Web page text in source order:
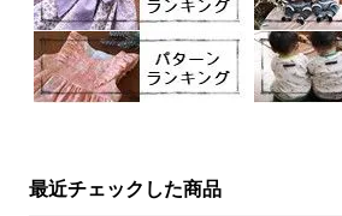
最近チェックした商品